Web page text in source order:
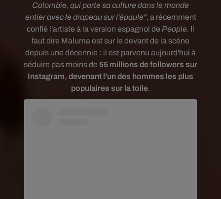
Colombie, qui porte sa culture dans le monde
entier avec le drapeau sur l'épaule", a récemment
confié l'artiste à la version espagnol de People. Il
faut dire Maluma est sur le devant de la scène
depuis une décennie : il est parvenu aujourd'hui à
séduire pas moins de 55 millions de followers sur
Instagram, devenant l'un des hommes les plus
populaires sur la toile.